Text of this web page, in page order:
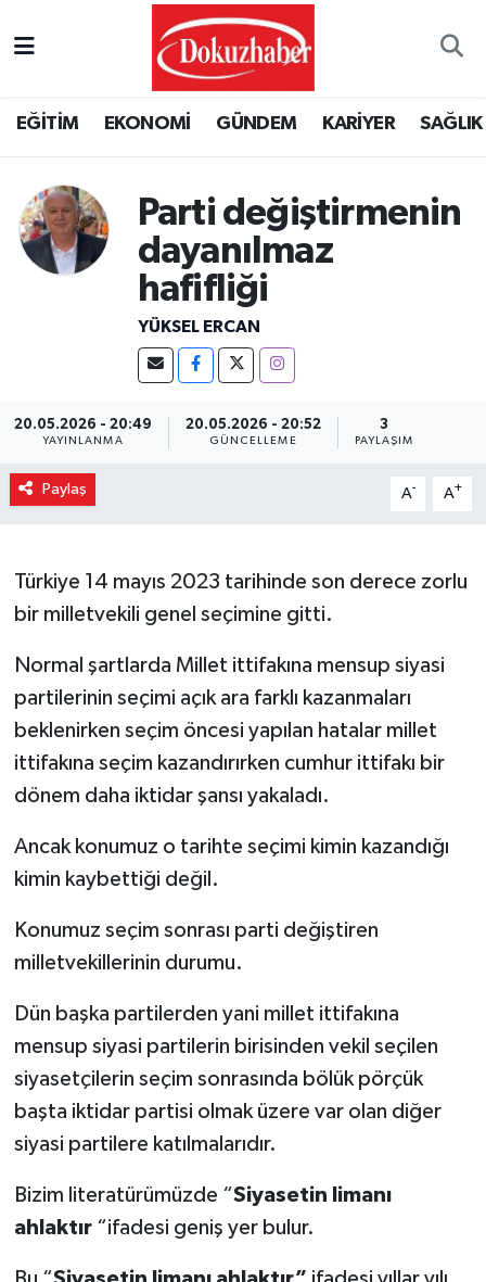
EĞİTİM EKONOMİ GÜNDEM KARİYER SAĞLIK
Parti değiştirmenin
dayanılmaz
hafifliği
YÜKSEL ERCAN
20.05.2026 - 20:49
YAYINLANMA
20.05.2026 - 20:52
GÜNCELLEME
3
PAYLAŞIM
Paylaş A- A+
Türkiye 14 mayıs 2023 tarihinde son derece zorlu
bir milletvekili genel seçimine gitti.
Normal şartlarda Millet ittifakına mensup siyasi
partilerinin seçimi açık ara farklı kazanmaları
beklenirken seçim öncesi yapılan hatalar millet
ittifakına seçim kazandırırken cumhur ittifakı bir
dönem daha iktidar şansı yakaladı.
Ancak konumuz o tarihte seçimi kimin kazandığı
kimin kaybettiği değil.
Konumuz seçim sonrası parti değiştiren
milletvekillerinin durumu.
Dün başka partilerden yani millet ittifakına
mensup siyasi partilerin birisinden vekil seçilen
siyasetçilerin seçim sonrasında bölük pörçük
başta iktidar partisi olmak üzere var olan diğer
siyasi partilere katılmalarıdır.
Bizim literatürümüzde “Siyasetin limanı
ahlaktır“ifadesi geniş yer bulur.
Puan Durumu ve Fikstür
Tüm Manşetler
Son Dakika Haberleri
Haber Arşivi